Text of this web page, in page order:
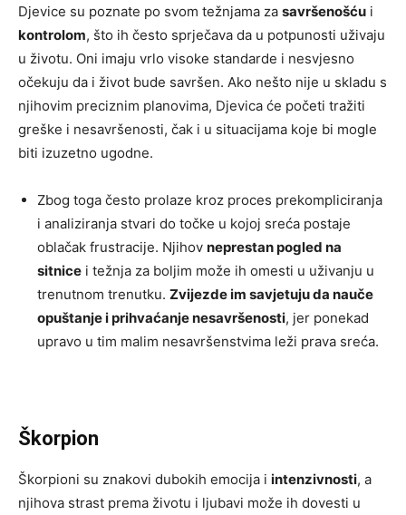
Djevice su poznate po svom težnjama za savršenošću i
kontrolom, što ih često sprječava da u potpunosti uživaju
u životu. Oni imaju vrlo visoke standarde i nesvjesno
očekuju da i život bude savršen. Ako nešto nije u skladu s
njihovim preciznim planovima, Djevica će početi tražiti
greške i nesavršenosti, čak i u situacijama koje bi mogle
biti izuzetno ugodne.
Zbog toga često prolaze kroz proces prekompliciranja
i analiziranja stvari do točke u kojoj sreća postaje
oblačak frustracije. Njihov neprestan pogled na
sitnice i težnja za boljim može ih omesti u uživanju u
trenutnom trenutku. Zvijezde im savjetuju da nauče
opuštanje i prihvaćanje nesavršenosti, jer ponekad
upravo u tim malim nesavršenstvima leži prava sreća.
Škorpion
Škorpioni su znakovi dubokih emocija i intenzivnosti, a
njihova strast prema životu i ljubavi može ih dovesti u